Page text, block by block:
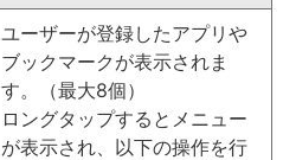
ユーザーが登録したアプリや
ブックマークが表示されま
す。（最大8個）
ロングタップするとメニュー
が表示され、以下の操作を行